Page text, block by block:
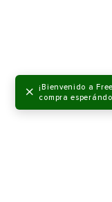
×
¡Bienvenido a
compra